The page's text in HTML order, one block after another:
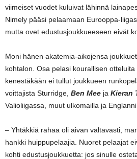
viimeiset vuodet kuluivat lähinnä
Nimely pääsi pelaamaan Eurooppa-
mutta ovet edustusjoukkueeseen eivät
Moni hänen akatemia-aikojensa
kohtalon. Osa pelasi kourallisen otteluita
kenestäkään ei tullut joukkueen
voittajista Sturridge, Ben Mee ja Kieran
Valioliigassa, muut ulkomailla ja
– Yhtäkkiä rahaa oli aivan valtavasti,
hankki huippupelaajia. Nuoret pelaajat
kohti edustusjoukkuetta: jos sinulle